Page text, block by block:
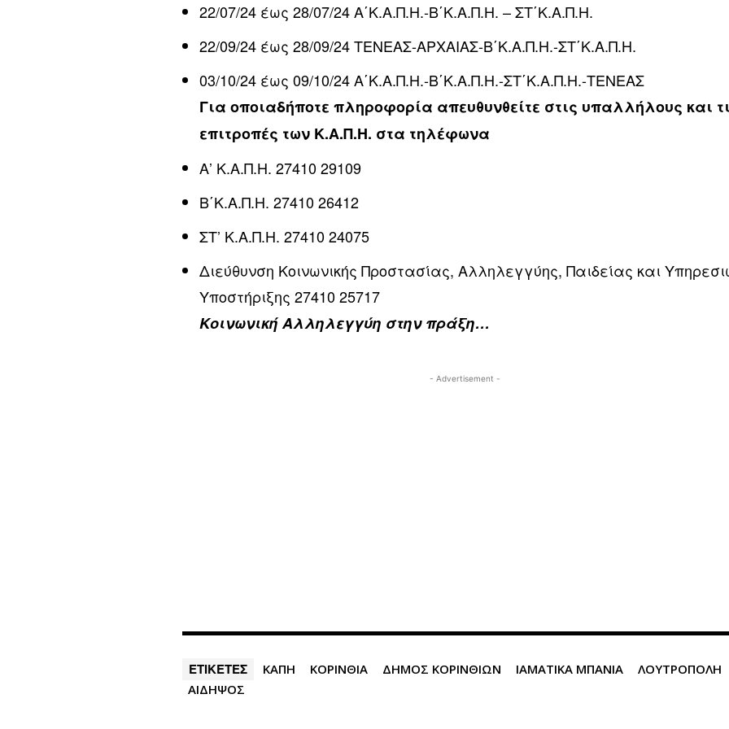
22/07/24 έως 28/07/24 Α΄Κ.Α.Π.Η.-Β΄Κ.Α.Π.Η. – ΣΤ΄Κ.Α.Π.Η.
22/09/24 έως 28/09/24 ΤΕΝΕΑΣ-ΑΡΧΑΙΑΣ-Β΄Κ.Α.Π.Η.-ΣΤ΄Κ.Α.Π.Η.
03/10/24 έως 09/10/24 Α΄Κ.Α.Π.Η.-Β΄Κ.Α.Π.Η.-ΣΤ΄Κ.Α.Π.Η.-ΤΕΝΕΑΣ
Για οποιαδήποτε πληροφορία απευθυνθείτε στις υπαλλήλους και
επιτροπές των Κ.Α.Π.Η. στα τηλέφωνα
Α’ Κ.Α.Π.Η. 27410 29109
Β΄Κ.Α.Π.Η. 27410 26412
ΣΤ’ Κ.Α.Π.Η. 27410 24075
Διεύθυνση Κοινωνικής Προστασίας, Αλληλεγγύης, Παιδείας και
Υποστήριξης 27410 25717
Κοινωνική Αλληλεγγύη στην πράξη…
- Advertisement -
ΕΤΙΚΕΤΕΣ ΚΑΠΗ ΚΟΡΙΝΘΙΑ ΔΗΜΟΣ ΚΟΡΙΝΘΙΩΝ ΙΑΜΑΤΙΚΑ ΜΠΑΝΙΑ
ΛΟΥΤΡΟΠΟΛΗ
ΑΙΔΗΨΟΣ